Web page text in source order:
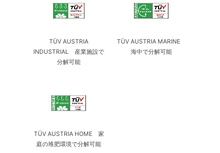
TÜV AUSTRIA
INDUSTRIAL 産業施設で
分解可能
TÜV AUSTRIA MARINE
海中で分解可能
TÜV AUSTRIA HOME 家
庭の堆肥環境で分解可能